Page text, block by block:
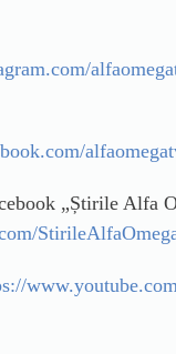
„Știrile Alfa